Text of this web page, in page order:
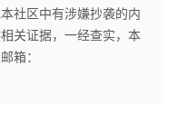
社区中有涉嫌抄袭的内
关证据，一经查实，本
箱：